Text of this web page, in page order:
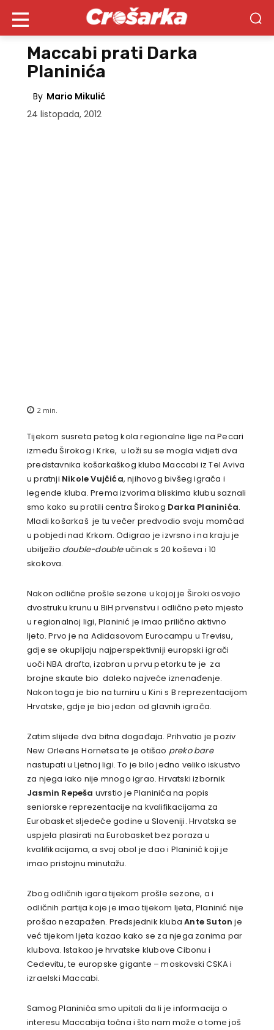
Maccabi prati Darka
Planinića
By Mario Mikulić
24 listopada, 2012
2 min.
Tijekom susreta petog kola regionalne lige na Pecari
između Širokog i Krke, u loži su se mogla vidjeti dva
predstavnika košarkaškog kluba Maccabi iz Tel Aviva
u pratnji Nikole Vujčića, njihovog bivšeg igrača i
legende kluba. Prema izvorima bliskima klubu saznali
smo kako su pratili centra Širokog Darka Planinića.
Mladi košarkaš je tu večer predvodio svoju momčad
u pobjedi nad Krkom. Odigrao je izvrsno i na kraju je
ubilježio double-doubleučinak s 20 koševa i 10
skokova.
Nakon odlične prošle sezone u kojoj je Široki osvojio
dvostruku krunu u BiH prvenstvu i odlično peto mjesto
u regionalnoj ligi, Planinić je imao prilično aktivno
ljeto. Prvo je na Adidasovom Eurocampu u Trevisu,
gdje se okupljaju najperspektivniji europski igrači
uoči NBA drafta, izabran u prvu petorku te je za
brojne skaute bio daleko najveće iznenađenje.
Nakon toga je bio na turniru u Kini s B reprezentacijom
Hrvatske, gdje je bio jedan od glavnih igrača.
Zatim slijede dva bitna događaja. Prihvatio je poziv
New Orleans Hornetsa te je otišao preko bare
nastupati u Ljetnoj ligi. To je bilo jedno veliko iskustvo
za njega iako nije mnogo igrao. Hrvatski izbornik
Jasmin Repeša uvrstio je Planinića na popis
seniorske reprezentacije na kvalifikacijama za
Eurobasket sljedeće godine u Sloveniji. Hrvatska se
uspjela plasirati na Eurobasket bez poraza u
kvalifikacijama, a svoj obol je dao i Planinić koji je
imao pristojnu minutažu.
Zbog odličnih igara tijekom prošle sezone, a i
odličnih partija koje je imao tijekom ljeta, Planinić nije
prošao nezapažen. Predsjednik klubaAnte Suton je
već tijekom ljeta kazao kako se za njega zanima par
klubova. Istakao je hrvatske klubove Cibonu i
Cedevitu, te europske gigante – moskovski CSKA i
izraelski Maccabi.
Samog Planinića smo upitali da li je informacija o
interesu Maccabija točna i što nam može o tome još